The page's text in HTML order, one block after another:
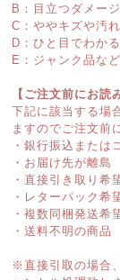
B：目立つダメー
C：ややキズや汚
D：ひと目でわか
E：ジャンク品な
【ご注文前にお読
下記に該当する場
ますのでご注文前
・銀行振込または
・お届け先が離島
・直接引き取り希
・レターパック希
・複数同梱発送希
・送料不明の商品
※直接引取の場合